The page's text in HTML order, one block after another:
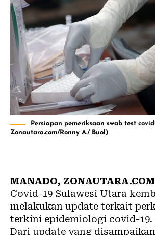
Persiapan pemeriksaan swab test
Zonautara.com/Ronny A./ Buol)
MANADO, ZONAUTARA.COM
Covid-19 Sulawesi Utara
melakukan update terkait
terkini epidemiologi covid-19.
Dari update yang